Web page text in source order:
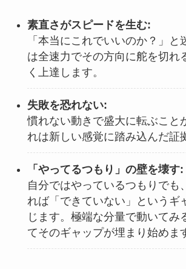
素直さがスピードを生む:
「本当にこれでいいのか？」と
は全速力でその方向に舵を切れ
く上達します。
失敗を恐れない:
慣れない動きで盛大に転ぶこと
れは新しい感覚に踏み込んだ証
「やってるつもり」の壁を壊す:
自分ではやっているつもりでも
れば「できていない」というギ
じます。極端な分量で動いてみ
てそのギャップが埋まり始めま